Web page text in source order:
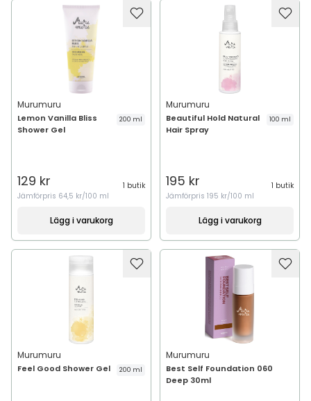
Murumuru
Lemon Vanilla Bliss
Shower Gel
200 ml
129 kr
1 butik
Jämförpris 64,5 kr/100 ml
Lägg i varukorg
Murumuru
Beautiful Hold Natural
Hair Spray
100 ml
195 kr
1 butik
Jämförpris 195 kr/100 ml
Lägg i varukorg
Murumuru
Feel Good Shower Gel 200 ml
Murumuru
Best Self Foundation 060
Deep 30ml